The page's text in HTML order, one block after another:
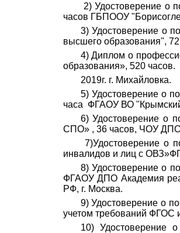
2) Удостоверение о
часов ГБПООУ
3) Удостоверение о
высшего образования",
4) Диплом о
образования», 520 часов.
2019г. г. Михайловка.
5) Удостоверение о
часа ФГАОУ ВО
6) Удостоверение о
СПО» , 36 часов, ЧОУ ДПО
7)Удостоверение о
инвалидов и лиц с
8) Удостоверение о
ФГАОУ ДПО Академия
РФ, г. Москва.
9) Удостоверение о
учетом требований ФГОС
10) Удостоверение